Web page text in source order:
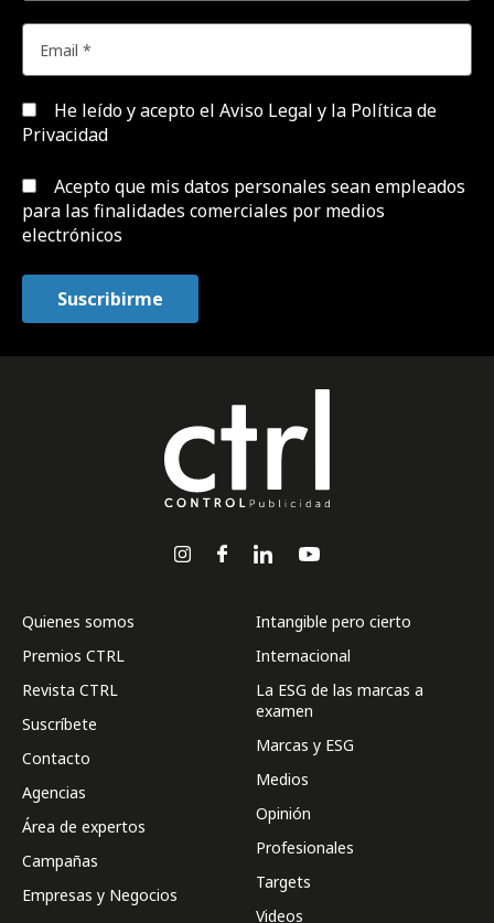
He leído y acepto el Aviso Legal y la Política de
Privacidad
Acepto que mis datos personales sean empleados
para las finalidades comerciales por medios
electrónicos
Quienes somos
Premios CTRL
Revista CTRL
Suscríbete
Contacto
Agencias
Área de expertos
Campañas
Empresas y Negocios
Intangible pero cierto
Internacional
La ESG de las marcas a
examen
Marcas y ESG
Medios
Opinión
Profesionales
Targets
Videos